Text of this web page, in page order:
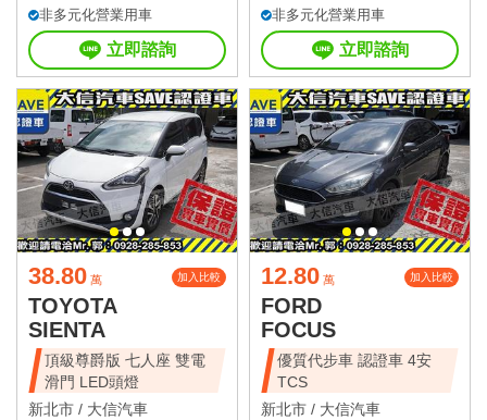
非多元化營業用車
立即諮詢
非多元化營業用車
立即諮詢
38.80 萬 加入比較
TOYOTA
SIENTA
頂級尊爵版 七人座 雙電
滑門 LED頭燈
新北市 / 大信汽車
12.80 萬 加入比較
FORD
FOCUS
優質代步車 認證車 4安
TCS
新北市 / 大信汽車